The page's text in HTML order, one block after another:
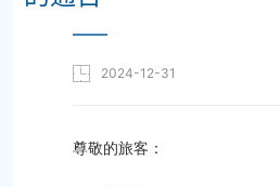
——
2024-12-31
尊敬的旅客：